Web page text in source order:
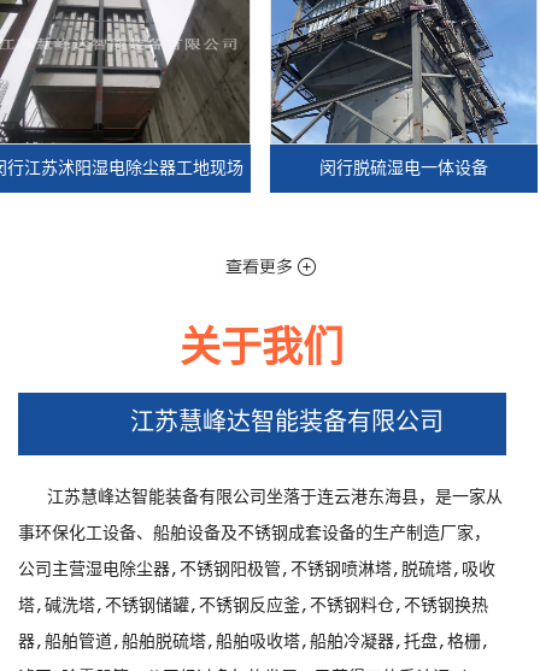
阳湿电除尘器工地现场 闵行脱硫湿电一体设备
阳湿电除尘器工地现场 闵行脱硫湿电一体设备
关于我们
江苏慧峰达智能装备有限公司
江苏慧峰达智能装备有限公司坐落于连云港东海县，是一家从
事环保化工设备、船舶设备及不锈钢成套设备的生产制造厂家，
公司主营湿电除尘器,不锈钢阳极管,不锈钢喷淋塔,脱硫塔,吸收
塔,碱洗塔,不锈钢储罐,不锈钢反应釜,不锈钢料仓,不锈钢换热
器,船舶管道,船舶脱硫塔,船舶吸收塔,船舶冷凝器,托盘,格栅,